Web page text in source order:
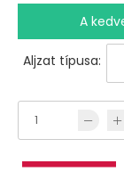
A
Aljzat típusa: